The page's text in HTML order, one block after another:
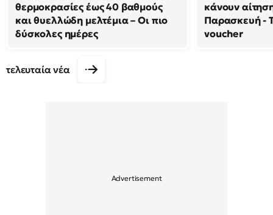
θερμοκρασίες έως 40 βαθμούς
και θυελλώδη μελτέμια – Οι πιο
δύσκολες ημέρες
κάνουν
Παρασκευή -
voucher
τελευταία νέα